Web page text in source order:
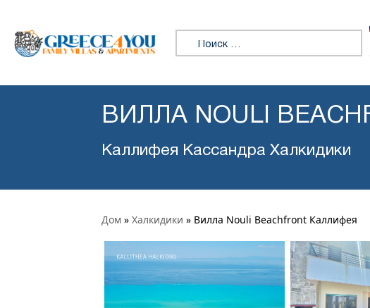
Искать:
ВИЛЛА NOULI
Каллифея Кассандра Халкидики
Дом » Халкидики » Вилла Nouli Beachfront Каллифея